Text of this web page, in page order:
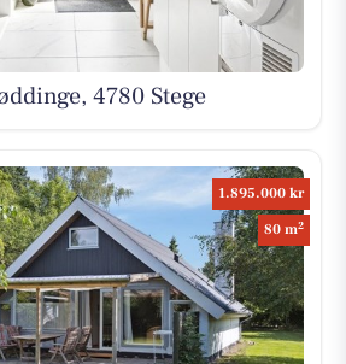
4780 Stege
1.895.000 kr
80 m2